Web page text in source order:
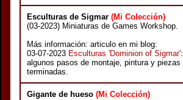
Esculturas de Sigmar (Mi Colección)
(03-2023) Miniaturas de Games Workshop.
Más información: articulo en mi blog:
03-07-2023 Esculturas 'Dominion of Sigmar':
algunos pasos de montaje, pintura y piezas
terminadas.
Gigante de hueso (Mi Colección)